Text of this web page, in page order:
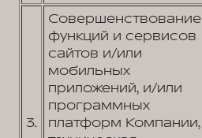
3.
Совершенствование
функций и сервисов
сайтов и/или
мобильных
приложений, и/или
программных
платформ Компании,